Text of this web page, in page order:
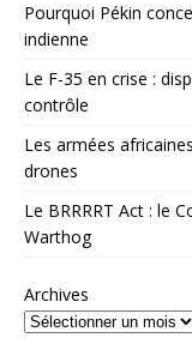
Pourquoi Pékin
indienne
Le F-35 en crise :
contrôle
Les armées
drones
Le BRRRRT Act : le
Warthog
Archives